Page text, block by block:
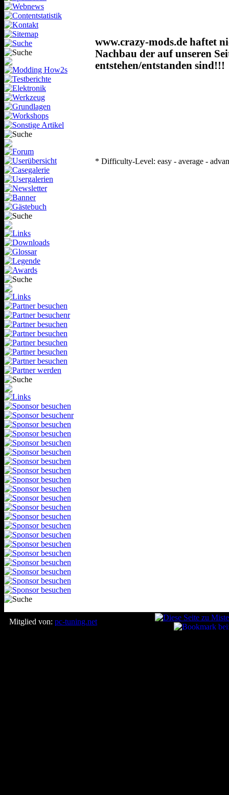
www.crazy-mods.de haftet
Nachbau der auf unseren
entstehen/entstanden sind!!!
* Difficulty-Level: easy - average -
Mitglied von: pc-tuning.net